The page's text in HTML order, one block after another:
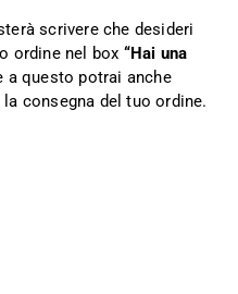
scrivere che desideri
ordine nel box “Hai una
a questo potrai anche
consegna del tuo ordine.